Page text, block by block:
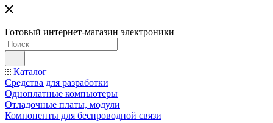
Готовый интернет-магазин электроники
Каталог
Средства для разработки
Одноплатные компьютеры
Отладочные платы, модули
Компоненты для беспроводной связи